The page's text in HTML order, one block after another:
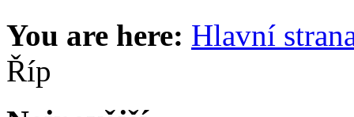
You are here: Hlavní
Říp